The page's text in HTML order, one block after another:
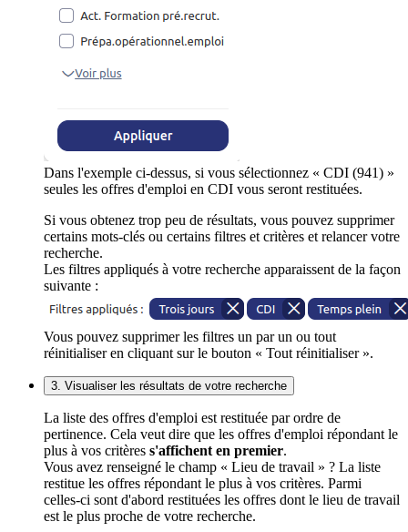
Dans l'exemple ci-dessus, si vous sélectionnez « CDI (941) »
seules les offres d'emploi en CDI vous seront restituées.
Si vous obtenez trop peu de résultats, vous pouvez supprimer
certains mots-clés ou certains filtres et critères et relancer votre
recherche.
Les filtres appliqués à votre recherche apparaissent de la façon
suivante :
Vous pouvez supprimer les filtres un par un ou tout
réinitialiser en cliquant sur le bouton « Tout réinitialiser ».
3. Visualiser les résultats de votre recherche
La liste des offres d'emploi est restituée par ordre de
pertinence. Cela veut dire que les offres d'emploi répondant le
plus à vos critères s'affichent en premier.
Vous avez renseigné le champ « Lieu de travail » ? La liste
restitue les offres répondant le plus à vos critères. Parmi
celles-ci sont d'abord restituées les offres dont le lieu de travail
est le plus proche de votre recherche.